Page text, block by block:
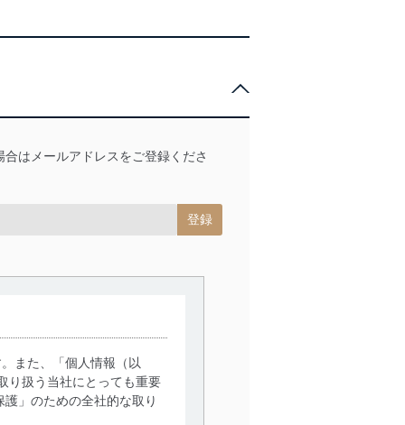
はメールアドレスをご登録くださ
また、「個人情報（以
り扱う当社にとっても重要
」のための全社的な取り